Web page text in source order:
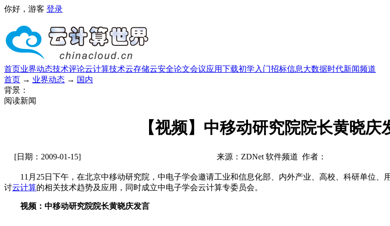
你好，游客 登录
首页业界动态技术评论云计算技术云存储云安全论文会议应用下载初学入门招标信息大数据时代新闻频道
首页 → 业界动态 → 国内
背景：
阅读新闻
【视频】中移动研究院院长黄晓庆
[日期：2009-01-15] 来源：ZDNet 软件频道 作者：
11月25日下午，在北京中移动研究院，中电子学会邀请工业和信息化部、内外产业、高校、科研单位、
讨云计算的相关技术趋势及应用，同时成立中电子学会云计算专委员会。
视频：中移动研究院院长黄晓庆发言